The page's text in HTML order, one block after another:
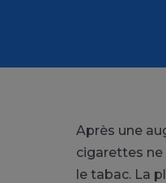
Après une
cigarettes
le tabac. La